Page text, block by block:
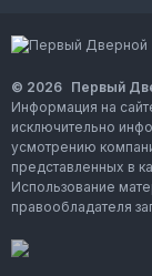
© 2026 Первый
Информация на
исключительно
усмотрению
представленных в
Использование
правообладателя